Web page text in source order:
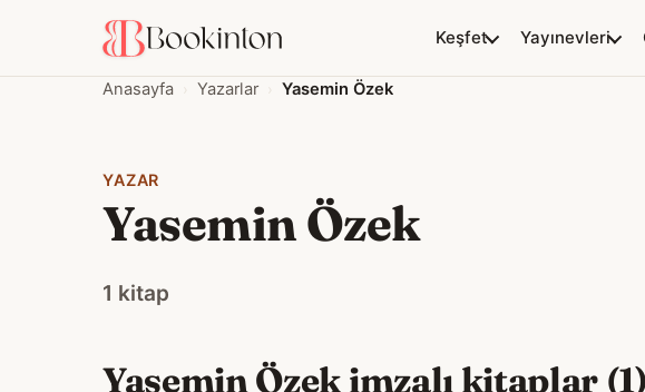
Keşfet Yayınevleri
Anasayfa Yazarlar Yasemin Özek
YAZAR
Yasemin Özek
1 kitap
Yasemin Özek imzalı kitaplar (1)